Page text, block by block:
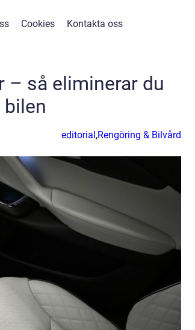
Cookies Kontakta oss
– så eliminerar du
editorial,Rengöring & Bilvård